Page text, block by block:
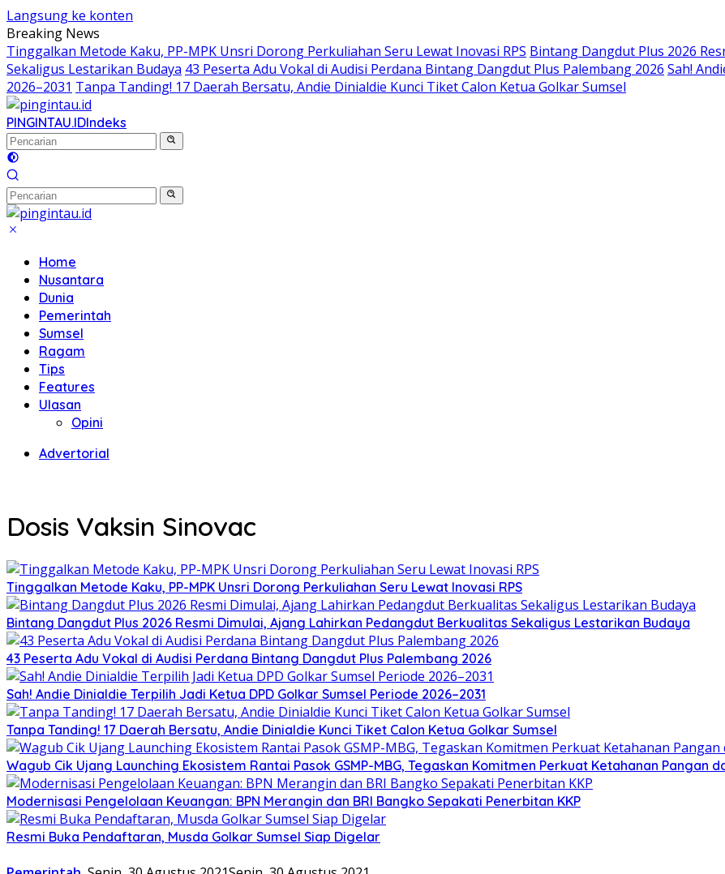
Langsung ke konten
Breaking News
Tinggalkan Metode Kaku, PP-MPK Unsri Dorong Perkuliahan Seru Lewat Inovasi RPS Bintang Dangdut Plus 2026
Sekaligus Lestarikan Budaya 43 Peserta Adu Vokal di Audisi Perdana Bintang Dangdut Plus Palembang 2026 Sah!
2026–2031 Tanpa Tanding! 17 Daerah Bersatu, Andie Dinialdie Kunci Tiket Calon Ketua Golkar Sumsel
PINGINTAU.IDIndeks
Home
Nusantara
Dunia
Pemerintah
Sumsel
Ragam
Tips
Features
Ulasan
Opini
Advertorial
Dosis Vaksin Sinovac
Tinggalkan Metode Kaku, PP-MPK Unsri Dorong Perkuliahan Seru Lewat Inovasi RPS
Bintang Dangdut Plus 2026 Resmi Dimulai, Ajang Lahirkan Pedangdut Berkualitas Sekaligus Lestarikan Budaya
43 Peserta Adu Vokal di Audisi Perdana Bintang Dangdut Plus Palembang 2026
Sah! Andie Dinialdie Terpilih Jadi Ketua DPD Golkar Sumsel Periode 2026–2031
Tanpa Tanding! 17 Daerah Bersatu, Andie Dinialdie Kunci Tiket Calon Ketua Golkar Sumsel
Wagub Cik Ujang Launching Ekosistem Rantai Pasok GSMP-MBG, Tegaskan Komitmen Perkuat Ketahanan Pangan
Modernisasi Pengelolaan Keuangan: BPN Merangin dan BRI Bangko Sepakati Penerbitan KKP
Resmi Buka Pendaftaran, Musda Golkar Sumsel Siap Digelar